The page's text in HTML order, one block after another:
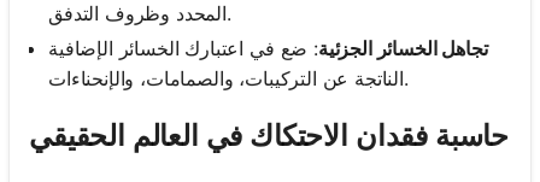
المحدد وظروف التدفق.
تجاهل الخسائر الجزئية: ضع في اعتبارك الخسائر الإضافية
الناتجة عن التركيبات، والصمامات، والإنحناءات.
حاسبة فقدان الاحتكاك في العالم الحقيقي